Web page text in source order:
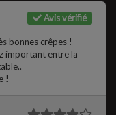
Avis vérifié
bonnes crêpes !
important entre la
!